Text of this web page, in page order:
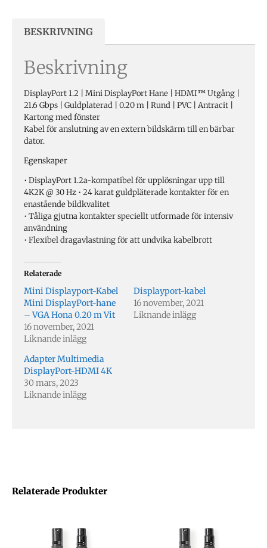
BESKRIVNING
Beskrivning
DisplayPort 1.2 | Mini DisplayPort Hane | HDMI™ Utgång |
21.6 Gbps | Guldplaterad | 0.20 m | Rund | PVC | Antracit |
Kartong med fönster
Kabel för anslutning av en extern bildskärm till en bärbar
dator.
Egenskaper
• DisplayPort 1.2a-kompatibel för upplösningar upp till
4K2K @ 30 Hz • 24 karat guldpläterade kontakter för en
enastående bildkvalitet
• Tåliga gjutna kontakter speciellt utformade för intensiv
användning
• Flexibel dragavlastning för att undvika kabelbrott
Relaterade
Mini Displayport-Kabel
Mini DisplayPort-hane
– VGA Hona 0.20 m Vit
16 november, 2021
Liknande inlägg
Displayport-kabel
16 november, 2021
Liknande inlägg
Adapter Multimedia
DisplayPort-HDMI 4K
30 mars, 2023
Liknande inlägg
Relaterade Produkter